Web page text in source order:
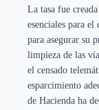
La tasa fue
esenciales para
para asegurar su
limpieza de las
el censado
esparcimiento
de Hacienda ha